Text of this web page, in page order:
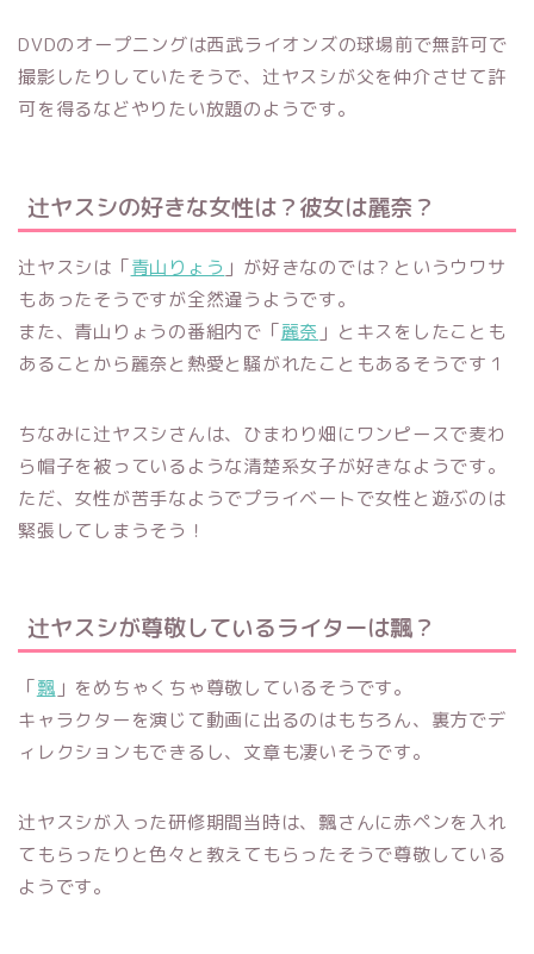
DVDのオープニングは西武ライオンズの球場前で無許可で
撮影したりしていたそうで、辻ヤスシが父を仲介させて許
可を得るなどやりたい放題のようです。
辻ヤスシの好きな女性は？彼女は麗奈？
辻ヤスシは「青山りょう 」が好きなのでは？というウワサ
もあったそうですが全然違うようです。
また、青山りょうの番組内で「麗奈 」とキスをしたことも
あることから麗奈と熱愛と騒がれたこともあるそうです１
ちなみに辻ヤスシさんは、ひまわり畑にワンピースで麦わ
ら帽子を被っているような清楚系女子が好きなようです。
ただ、女性が苦手なようでプライベートで女性と遊ぶのは
緊張してしまうそう！
辻ヤスシが尊敬しているライターは飄？
「飄 」をめちゃくちゃ尊敬しているそうです。
キャラクターを演じて動画に出るのはもちろん、裏方でデ
ィレクションもできるし、文章も凄いそうです。
辻ヤスシが入った研修期間当時は、飄さんに赤ペンを入れ
てもらったりと色々と教えてもらったそうで尊敬している
ようです。